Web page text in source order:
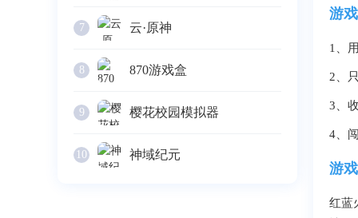
7 云·原神
8 870游戏盒
9 樱花校园模拟器
10 神域纪元
游
1、
2、
3、
4、
游
红蓝